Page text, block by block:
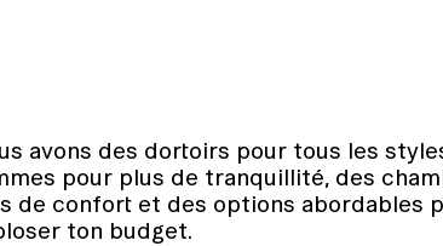
avons des dortoirs pour tous les
pour plus de tranquillité, des
de confort et des options abordables
ton budget.